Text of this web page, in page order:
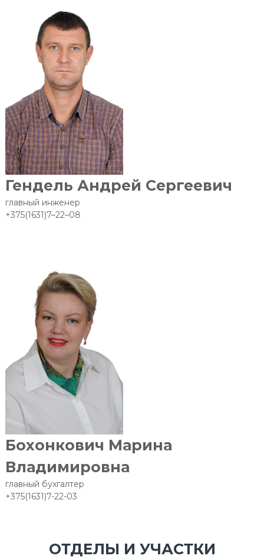
Гендель Андрей Сергеевич
главный инженер
+375(1631)7–22–08
Бохонкович Марина
Владимировна
главный бухгалтер
+375(1631)7-22-03
ОТДЕЛЫ И УЧАСТКИ